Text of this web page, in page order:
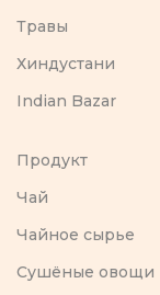
Травы
Хиндустани
Indian Bazar
Продукт
Чай
Чайное сырье
Сушёные овощи